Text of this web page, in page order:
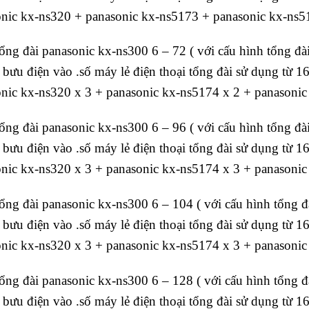
kx-ns320 + panasonic kx-ns5173 + panasonic kx-
đài panasonic kx-ns300 6 – 72 ( với cấu hình tổng
điện vào .số máy lẻ điện thoại tổng đài sử dụng từ
kx-ns320 x 3 + panasonic kx-ns5174 x 2 +
đài panasonic kx-ns300 6 – 96 ( với cấu hình tổng
điện vào .số máy lẻ điện thoại tổng đài sử dụng từ
kx-ns320 x 3 + panasonic kx-ns5174 x 3 +
đài panasonic kx-ns300 6 – 104 ( với cấu hình tổng
điện vào .số máy lẻ điện thoại tổng đài sử dụng từ
kx-ns320 x 3 + panasonic kx-ns5174 x 3 +
đài panasonic kx-ns300 6 – 128 ( với cấu hình tổng
điện vào .số máy lẻ điện thoại tổng đài sử dụng từ